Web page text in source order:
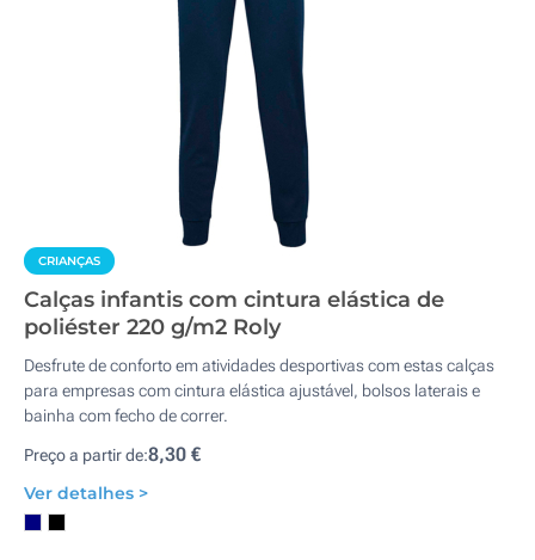
CRIANÇAS
Calças infantis com cintura elástica de
poliéster 220 g/m2 Roly
Desfrute de conforto em atividades desportivas com estas calças
para empresas com cintura elástica ajustável, bolsos laterais e
bainha com fecho de correr.
Preço a partir de:8,30 €
Ver detalhes >